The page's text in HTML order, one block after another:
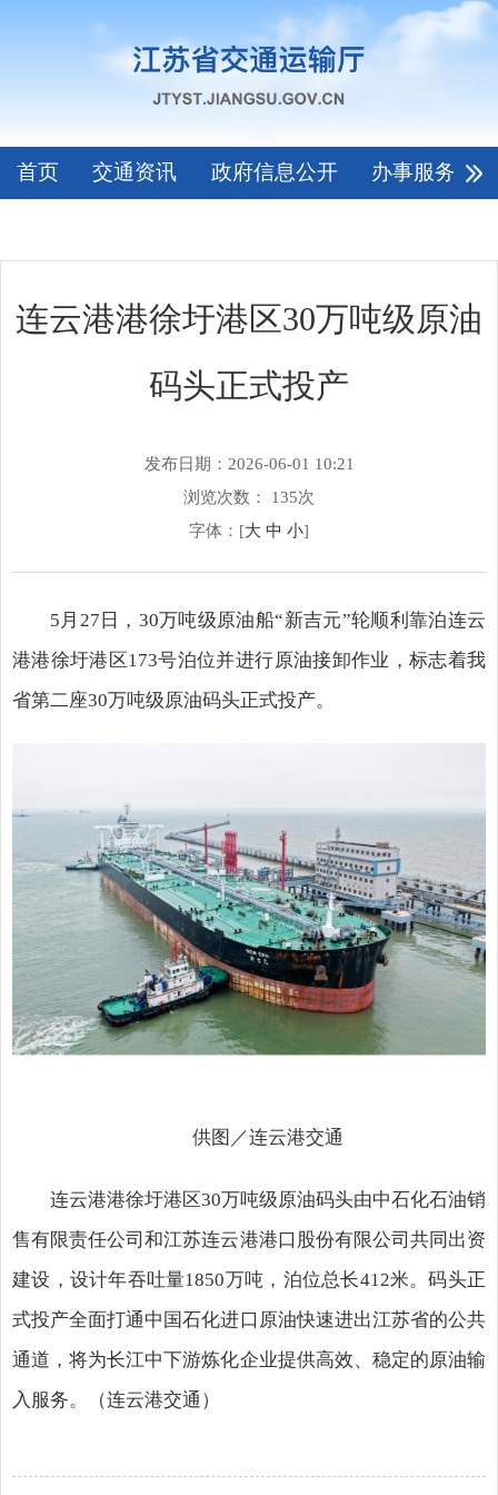
首页 交通资讯 政府信息公开 办事服务
连云港港徐圩港区30万吨级原油
码头正式投产
发布日期：2026-06-01 10:21
浏览次数：
135次
字体：[大 中 小]
5月27日，30万吨级原油船“新吉元”轮顺利靠泊连云
港港徐圩港区173号泊位并进行原油接卸作业，标志着我
省第二座30万吨级原油码头正式投产。
供图／连云港交通
连云港港徐圩港区30万吨级原油码头由中石化石油销
售有限责任公司和江苏连云港港口股份有限公司共同出资
建设，设计年吞吐量1850万吨，泊位总长412米。码头正
式投产全面打通中国石化进口原油快速进出江苏省的公共
通道，将为长江中下游炼化企业提供高效、稳定的原油输
入服务。
（连云港交通）